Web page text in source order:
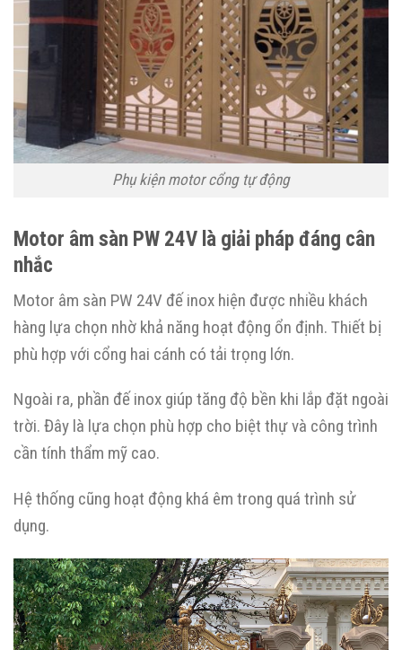
Phụ kiện motor cổng tự động
Motor âm sàn PW 24V là giải pháp đáng cân
nhắc
Motor âm sàn PW 24V đế inox hiện được nhiều khách
hàng lựa chọn nhờ khả năng hoạt động ổn định. Thiết bị
phù hợp với cổng hai cánh có tải trọng lớn.
Ngoài ra, phần đế inox giúp tăng độ bền khi lắp đặt ngoài
trời. Đây là lựa chọn phù hợp cho biệt thự và công trình
cần tính thẩm mỹ cao.
Hệ thống cũng hoạt động khá êm trong quá trình sử
dụng.